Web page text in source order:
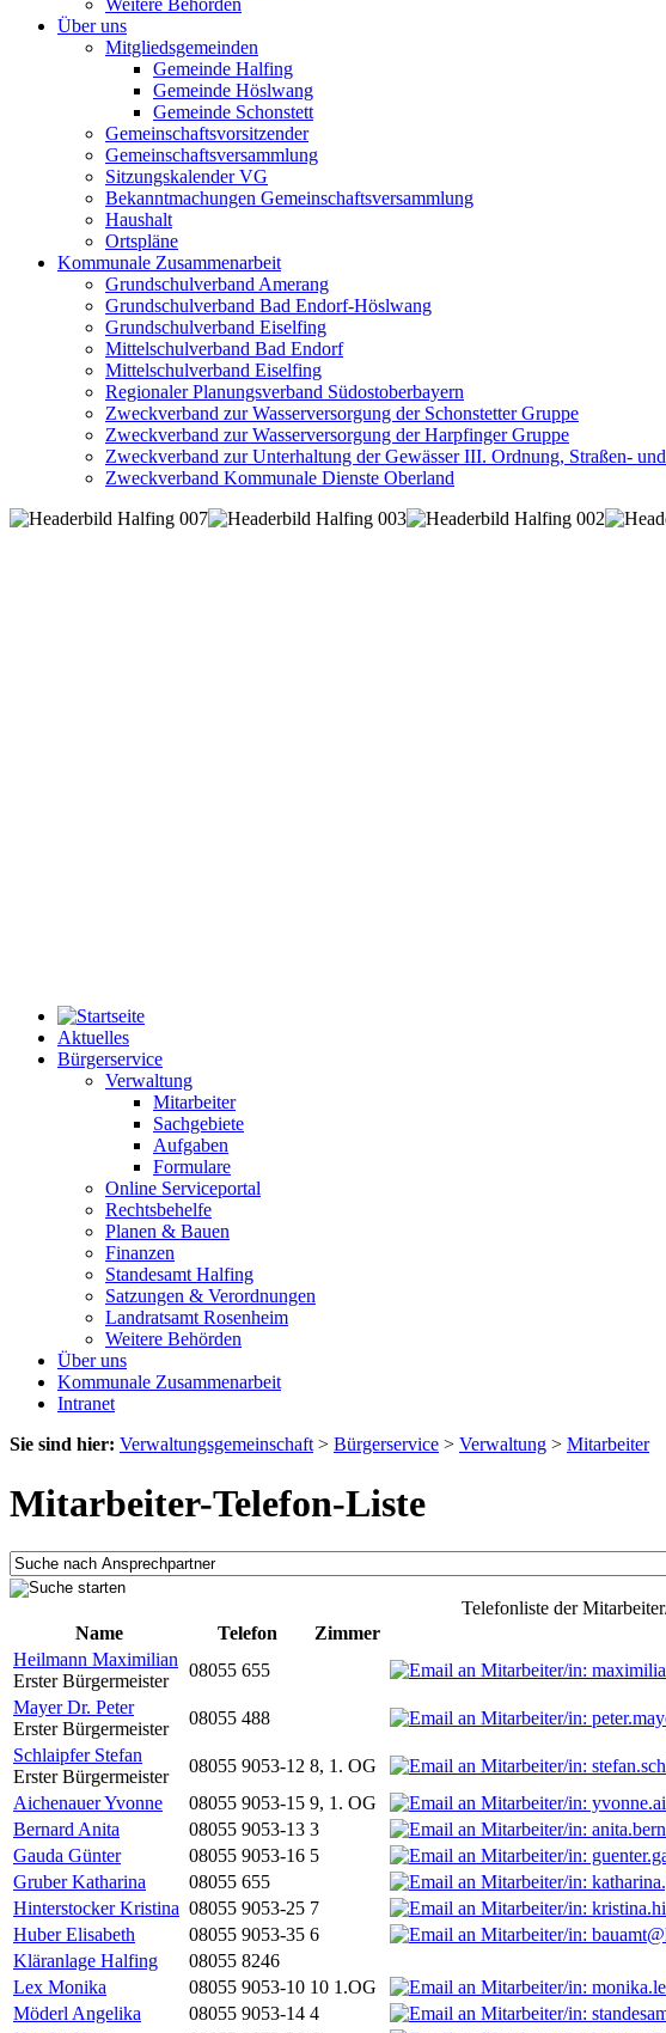
Weitere Behörden
Über uns
Mitgliedsgemeinden
Gemeinde Halfing
Gemeinde Höslwang
Gemeinde Schonstett
Gemeinschaftsvorsitzender
Gemeinschaftsversammlung
Sitzungskalender VG
Bekanntmachungen Gemeinschaftsversammlung
Haushalt
Ortspläne
Kommunale Zusammenarbeit
Grundschulverband Amerang
Grundschulverband Bad Endorf-Höslwang
Grundschulverband Eiselfing
Mittelschulverband Bad Endorf
Mittelschulverband Eiselfing
Regionaler Planungsverband Südostoberbayern
Zweckverband zur Wasserversorgung der Schonstetter Gruppe
Zweckverband zur Wasserversorgung der Harpfinger Gruppe
Zweckverband zur Unterhaltung der Gewässer III. Ordnung, Straßen-
Zweckverband Kommunale Dienste Oberland
Aktuelles
Bürgerservice
Verwaltung
Mitarbeiter
Sachgebiete
Aufgaben
Formulare
Online Serviceportal
Rechtsbehelfe
Planen & Bauen
Finanzen
Standesamt Halfing
Satzungen & Verordnungen
Landratsamt Rosenheim
Weitere Behörden
Über uns
Kommunale Zusammenarbeit
Intranet
Sie sind hier: Verwaltungsgemeinschaft > Bürgerservice > Verwaltung > Mitarbeiter
Mitarbeiter-Telefon-Liste
Telefonliste der
Name
Telefon Zimmer
Heilmann Maximilian
Erster Bürgermeister
08055 655
Mayer Dr. Peter
Erster Bürgermeister
08055 488
Schlaipfer Stefan
Erster Bürgermeister
08055 9053-12 8, 1. OG
Aichenauer Yvonne
08055 9053-15 9, 1. OG
Bernard Anita
08055 9053-13 3
Gauda Günter
08055 9053-16 5
Gruber Katharina
08055 655
Hinterstocker Kristina 08055 9053-25 7
Huber Elisabeth
08055 9053-35 6
Kläranlage Halfing
08055 8246
Lex Monika
08055 9053-10 10 1.OG
Möderl Angelika
08055 9053-14 4